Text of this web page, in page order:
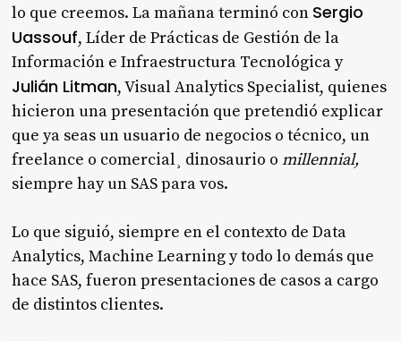
lo que creemos. La mañana terminó con Sergio
Uassouf, Líder de Prácticas de Gestión de la
Información e Infraestructura Tecnológica y
Julián Litman, Visual Analytics Specialist, quienes
hicieron una presentación que pretendió explicar
que ya seas un usuario de negocios o técnico, un
freelance o comercial¸ dinosaurio omillennial,
siempre hay un SAS para vos.
Lo que siguió, siempre en el contexto de Data
Analytics, Machine Learning y todo lo demás que
hace SAS, fueron presentaciones de casos a cargo
de distintos clientes.